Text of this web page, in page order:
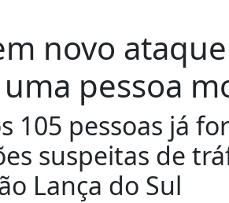
novo
uma pessoa
105 pessoas já
suspeitas de
Lança do Sul